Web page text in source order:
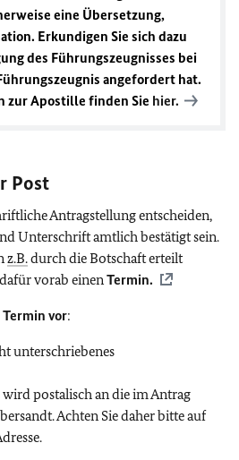
eine Übersetzung,
Erkundigen Sie sich dazu
des Führungszeugnisses bei
angefordert hat.
zur Apostille finden Sie hier.
Post
Antragstellung entscheiden,
Unterschrift amtlich bestätigt sein.
z.B.durch die Botschaft erteilt
vorab einen Termin.
vor:
unterschriebenes
postalisch an die im Antrag
Achten Sie daher bitte auf